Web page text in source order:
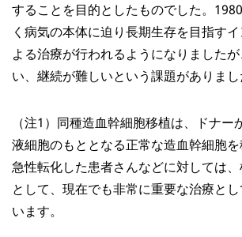
することを目的としたものでした。
く病気の本体に迫り長期生存を目指す
よる治療が行われるようになりました
い、継続が難しいという課題がありまし
（注1）同種造血幹細胞移植は、ドナー
液細胞のもととなる正常な造血幹細胞を
急性転化した患者さんなどに対しては
として、現在でも非常に重要な治療と
います。